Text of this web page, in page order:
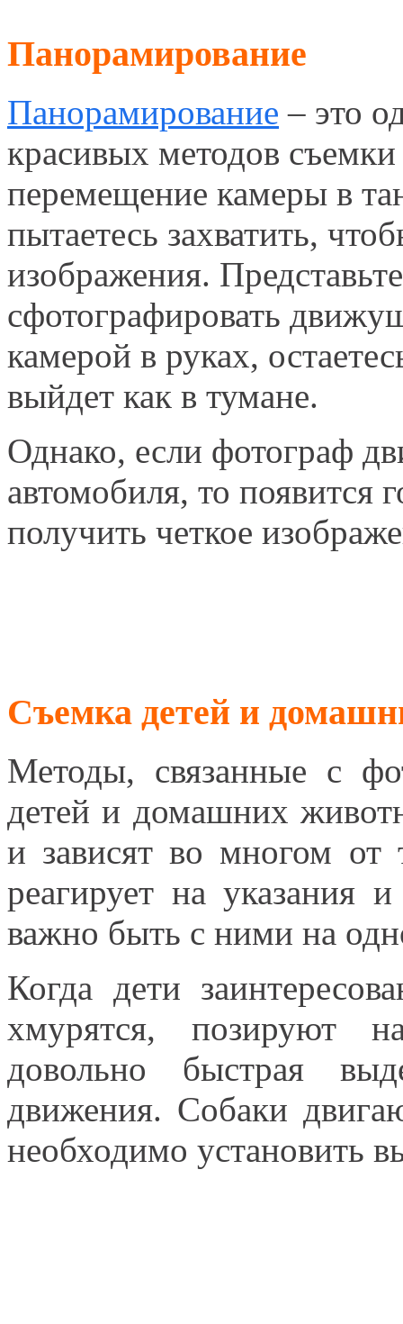
Панорамирование
Панорамирование – это
красивых методов
перемещение камеры в
пытаетесь захватить,
изображения.
сфотографировать
камерой в руках,
выйдет как в тумане.
Однако, если фотограф
автомобиля, то появится
получить четкое
Съемка детей и
Методы, связанные с
детей и домашних
и зависят во многом от
реагирует на указания
важно быть с ними на
Когда дети
хмурятся, позируют
довольно быстрая
движения. Собаки
необходимо установить